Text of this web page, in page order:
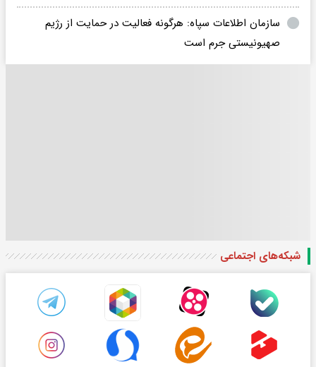
سازمان اطلاعات سپاه: هرگونه فعالیت در حمایت از رژیم
صهیونیستی جرم است
شبکه‌های اجتماعی